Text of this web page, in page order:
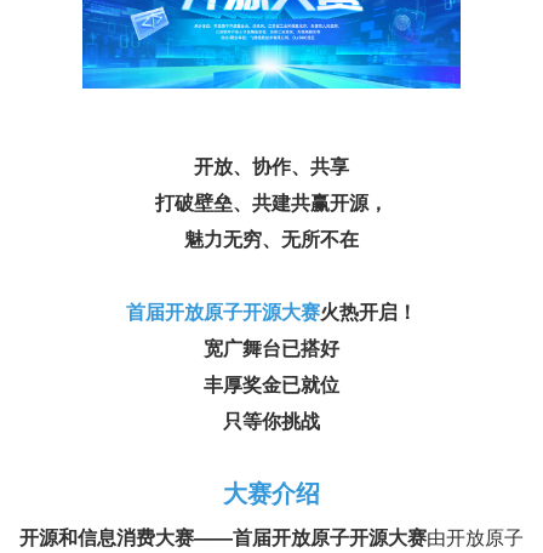
开放、协作、共享
打破壁垒、共建共赢开源，
魅力无穷、无所不在
首届开放原子开源大赛火热开启！
宽广舞台已搭好
丰厚奖金已就位
只等你挑战
大赛介绍
开源和信息消费大赛——首届开放原子开源大赛由开放原子